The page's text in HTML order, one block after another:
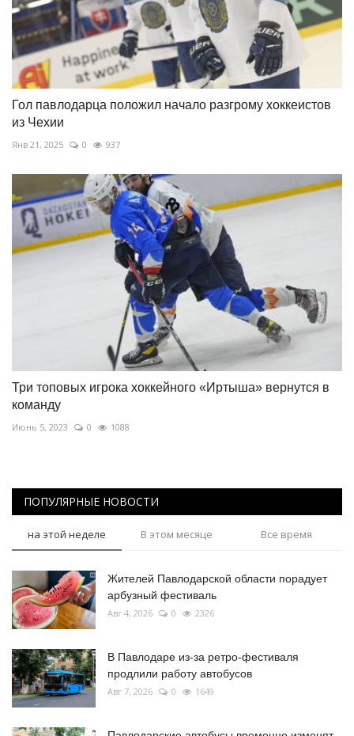
Гол павлодарца положил начало разгрому хоккеистов
из Чехии
Янв 21, 2025 0 937
Три топовых игрока хоккейного «Иртыша» вернутся в
команду
Июнь 5, 2023 0 1088
ПОПУЛЯРНЫЕ НОВОСТИ
на этой неделе В этом месяце Все время
Жителей Павлодарской области порадует
арбузный фестиваль
Авг 4, 2026 0 2326
В Павлодаре из-за ретро-фестиваля
продлили работу автобусов
Авг 7, 2026 0 1649